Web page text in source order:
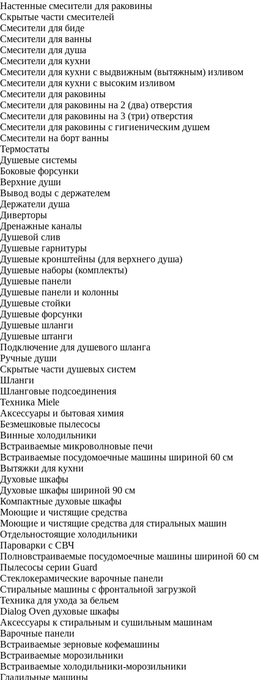
Настенные смесители для раковины
Скрытые части смесителей
Смесители для биде
Смесители для ванны
Смесители для душа
Смесители для кухни
Смесители для кухни с выдвижным (вытяжным) изливом
Смесители для кухни с высоким изливом
Смесители для раковины
Смесители для раковины на 2 (два) отверстия
Смесители для раковины на 3 (три) отверстия
Смесители для раковины с гигиеническим душем
Смесители на борт ванны
Термостаты
Душевые системы
Боковые форсунки
Верхние души
Вывод воды с держателем
Держатели душа
Диверторы
Дренажные каналы
Душевой слив
Душевые гарнитуры
Душевые кронштейны (для верхнего душа)
Душевые наборы (комплекты)
Душевые панели
Душевые панели и колонны
Душевые стойки
Душевые форсунки
Душевые шланги
Душевые штанги
Подключение для душевого шланга
Ручные души
Скрытые части душевых систем
Шланги
Шланговые подсоединения
Техника Miele
Аксессуары и бытовая химия
Безмешковые пылесосы
Винные холодильники
Встраиваемые микроволновые печи
Встраиваемые посудомоечные машины шириной 60 см
Вытяжки для кухни
Духовые шкафы
Духовые шкафы шириной 90 см
Компактные духовые шкафы
Моющие и чистящие средства
Моющие и чистящие средства для стиральных машин
Отдельностоящие холодильники
Пароварки с СВЧ
Полновстраиваемые посудомоечные машины шириной 60 см
Пылесосы серии Guard
Стеклокерамические варочные панели
Стиральные машины с фронтальной загрузкой
Техника для ухода за бельем
Dialog Oven духовые шкафы
Аксессуары к стиральным и сушильным машинам
Варочные панели
Встраиваемые зерновые кофемашины
Встраиваемые морозильники
Встраиваемые холодильники-морозильники
Гладильные машины